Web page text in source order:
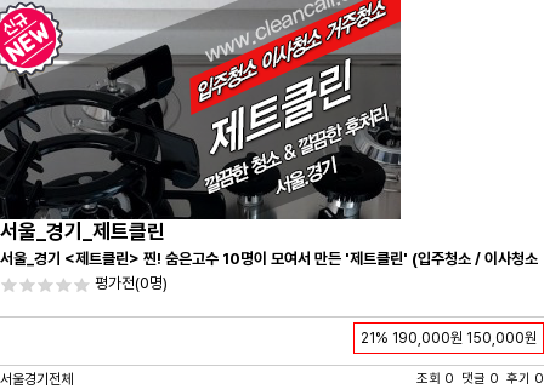
서울_경기_제트클린
서울_경기 <제트클린> 찐! 숨은고수 10명이 모여서 만든 '제트클린' (입주청소 / 이사청소
/ 줄눈시공) 항상 꼼꼼하게 친절하게 응대하겠습니다^-^
평가전(0명)
21% 190,000원 150,000원
서울경기전체 조회 0 댓글 0 후기 0